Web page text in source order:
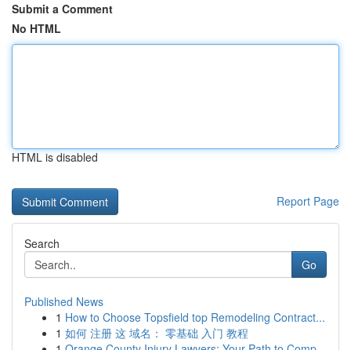
Submit a Comment
No HTML
HTML is disabled
Report Page
Search
Go
Published News
1 How to Choose Topsfield top Remodeling Contract...
1 如何 注册 这 域名： 零基础 入门 教程